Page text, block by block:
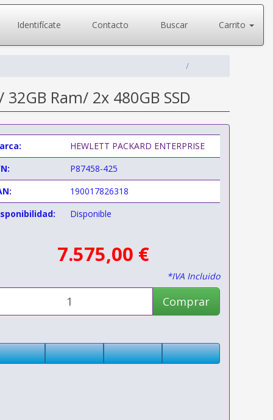
Identifícate Contacto Buscar Carrito
Ram/ 2x 480GB SSD
HEWLETT PACKARD ENTERPRISE
P87458-425
190017826318
Disponible
7.575,00 €
*IVA Incluido
Comprar